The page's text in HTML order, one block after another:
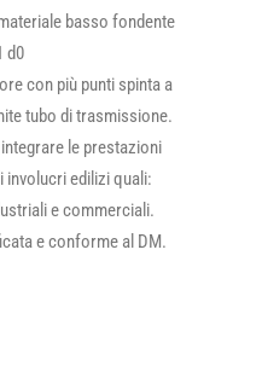
basso fondente
d0
con più punti spinta a
tubo di trasmissione.
le prestazioni
involucri edilizi quali:
e commerciali.
e conforme al DM.